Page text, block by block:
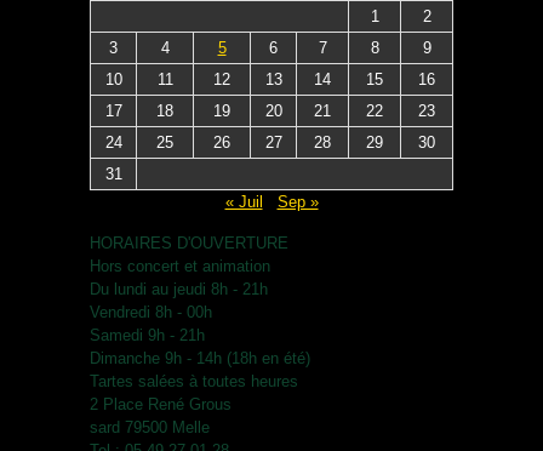
1
2
3
4 5 6 7 8
9
10
11 12 13 14 15
16
17
18 19 20 21 22
23
24
25 26 27 28 29
30
31
« Juil
Sep »
HORAIRES D'OUVERTURE
Hors concert et animation
Du lundi au jeudi 8h - 21h
Vendredi 8h - 00h
Samedi 9h - 21h
Dimanche 9h - 14h (18h en été)
Tartes salées à toutes heures
2 Place René Grous
sard 79500 Melle